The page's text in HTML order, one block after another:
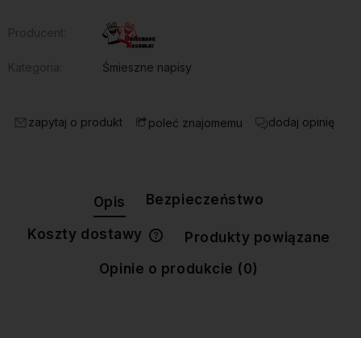
Śmieszne napisy
zapytaj o produkt poleć znajomemu dodaj opinię
Opis Bezpieczeństwo
Koszty dostawy
Cena nie zawiera ewentualnych
Produkty powiązane
Opinie o produkcie (0)